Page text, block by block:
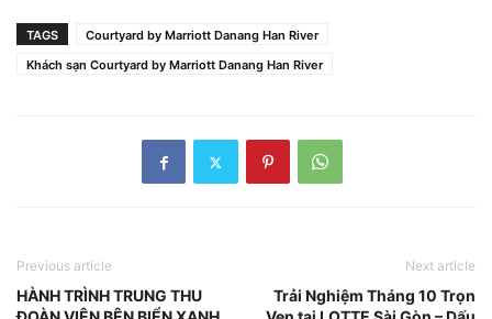
TAGS
Courtyard by Marriott Danang Han River
Khách sạn Courtyard by Marriott Danang Han River
Previous article
HÀNH TRÌNH TRUNG THU
Next article
Trải Nghiệm Tháng 10 Trọn